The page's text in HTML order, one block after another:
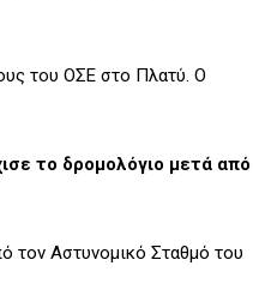
του ΟΣΕ στο Πλατύ. Ο
το δρομολόγιο μετά από
τον Αστυνομικό Σταθμό του